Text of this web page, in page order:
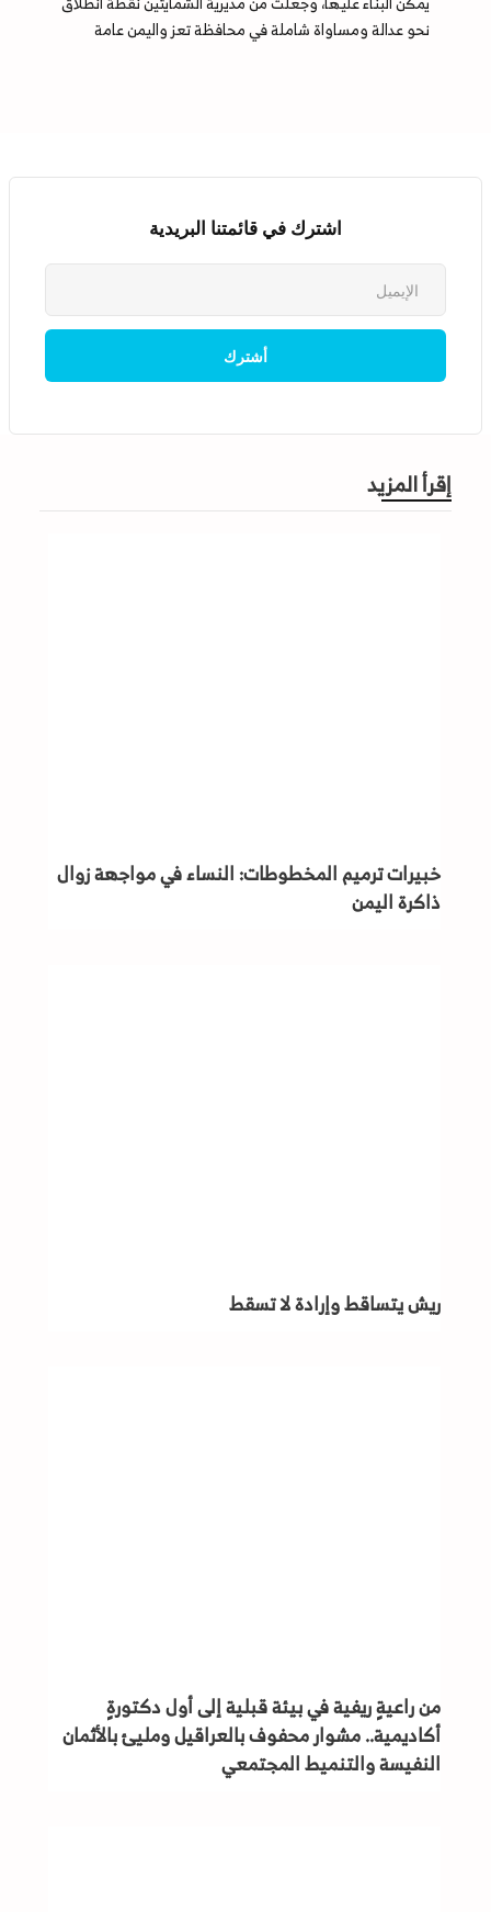
نحو عدالة ومساواة شاملة في محافظة تعز واليمن عامة
اشترك في قائمتنا البريدية
إقرأ المزيد
خبيرات ترميم المخطوطات: النساء في مواجهة زوال
ذاكرة اليمن
ريش يتساقط وإرادة لا تسقط
من راعيةٍ ريفية في بيئة قبلية إلى أول دكتورةٍ
أكاديمية.. مشوار محفوف بالعراقيل ومليئ بالأثمان
النفيسة والتنميط المجتمعي